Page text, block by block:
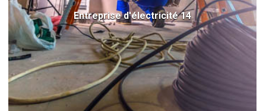
Entreprise d'électricité 14